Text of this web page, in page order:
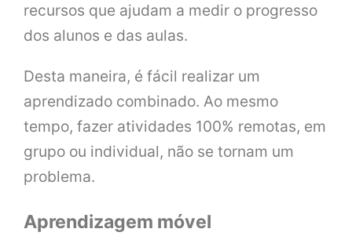
recursos que ajudam a medir o progresso
dos alunos e das aulas.
Desta maneira, é fácil realizar um
aprendizado combinado. Ao mesmo
tempo, fazer atividades 100% remotas, em
grupo ou individual, não se tornam um
problema.
Aprendizagem móvel